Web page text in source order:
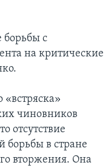
борьбы с
на критические
«встряска»
чиновников
отсутствие
борьбы в стране
вторжения. Она